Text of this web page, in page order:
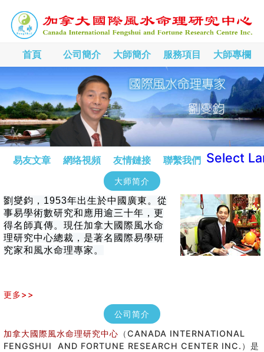
首頁 公司簡介 大師簡介 服務項目 大師專欄
易友文章 網络視頻 友情鏈接 聯繫我們 Select
大师简介
劉燮鈞，1953年出生於中國廣東。從
事易學術數研究和應用逾三十年，更
得名師真傳。現任加拿大國際風水命
理研究中心總裁，是著名國際易學研
究家和風水命理專家。
更多>>
公司简介
加拿大國際風水命理研究中心 （CANADA INTERNATIONAL
FENGSHUI AND FORTUNE RESEARCH CENTER INC.）是